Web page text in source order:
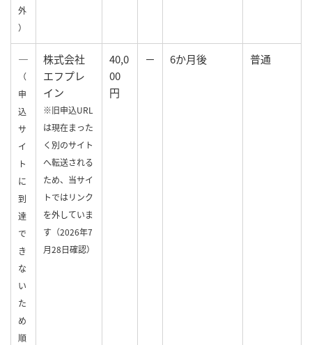
外
）
—
（
申
込
サ
イ
ト
に
到
達
で
き
な
い
た
め
順
株式会社
エフプレ
イン
※旧申込URL
は現在まった
く別のサイト
へ転送される
ため、当サイ
トではリンク
を外していま
す（2026年7
月28日確認）
40,0
00
円
－ 6か月後 普通